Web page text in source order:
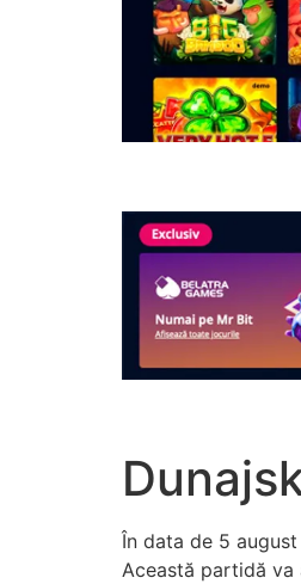
În data de 5
Această partidă va